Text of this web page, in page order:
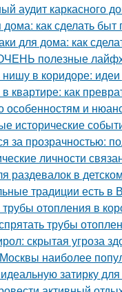
аудит каркасного
как сделать
для дома: как
полезные
в коридоре:
квартире: как
особенностям и
исторические
за прозрачностью:
личности
раздевалок в
традиции есть в
трубы отопления в
трубы
скрытая угроза
наиболее
затирку